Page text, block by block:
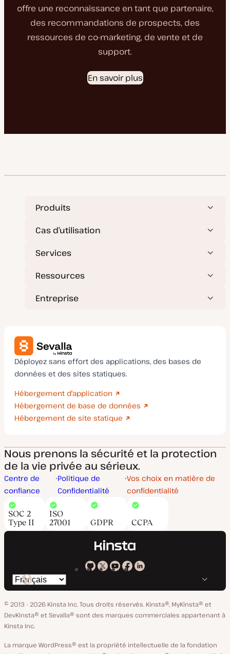
offre une reconnaissance en tant que partenaire,
des recommandations de prospects, des
ressources de co-marketing, de vente et de
support.
En savoir plus
Produits
Cas d’utilisation
Services
Ressources
Entreprise
Déployez sans effort des applications, des bases de
données et des sites statiques.
Hébergement d'application
Hébergement de base de données
Hébergement de site statique
Nous prenons la sécurité et la protection
de la vie privée au sérieux.
Centre de
confiance
Politique de
Confidentialité
Vos choix en matière de
confidentialité
SOC 2
Type II
ISO
27001
GDPR CCPA
Kinsta
GitHub
Kinsta
X
Kinsta
YouTube
Kinsta
Facebook
Kinsta
LinkedIn
Changer
de
langue
© 2013 - 2026 Kinsta Inc. Tous droits réservés. Kinsta®, MyKinsta® et
DevKinsta® et Sevalla® sont des marques commerciales appartenant à
Kinsta Inc.
La marque WordPress® est la propriété intellectuelle de la fondation